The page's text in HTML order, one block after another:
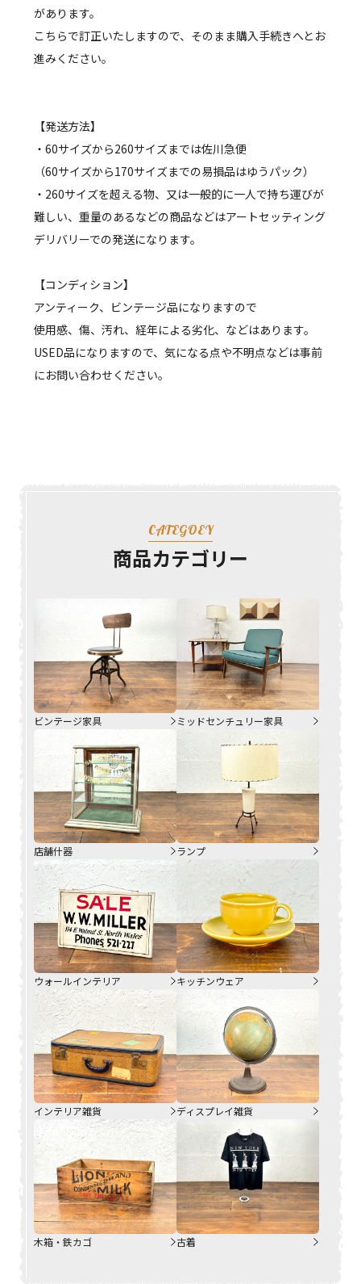
があります。
こちらで訂正いたしますので、そのまま購入手続きへとお
進みください。
【発送方法】
・60サイズから260サイズまでは佐川急便
（60サイズから170サイズまでの易損品はゆうパック）
・260サイズを超える物、又は一般的に一人で持ち運びが
難しい、重量のあるなどの商品などはアートセッティング
デリバリーでの発送になります。
【コンディション】
アンティーク、ビンテージ品になりますので
使用感、傷、汚れ、経年による劣化、などはあります。
USED品になりますので、気になる点や不明点などは事前
にお問い合わせください。
CATEGOEY
商品カテゴリー
ビンテージ家具 ミッドセンチュリー家具
店舗什器 ランプ
ウォールインテリア キッチンウェア
インテリア雑貨 ディスプレイ雑貨
木箱・鉄カゴ 古着